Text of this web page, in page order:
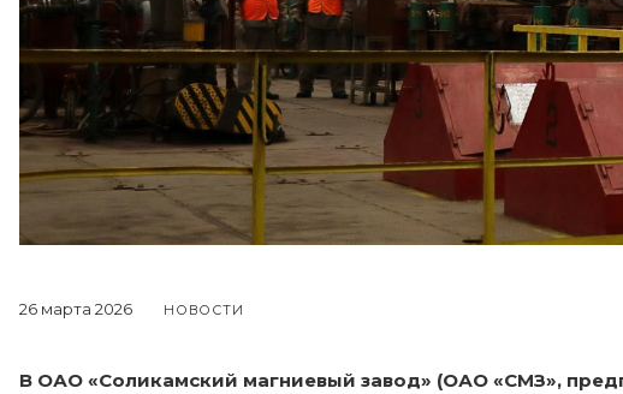
26 марта 2026 НОВОСТИ
В ОАО «Соликамский магниевый завод» (ОАО «СМЗ»,